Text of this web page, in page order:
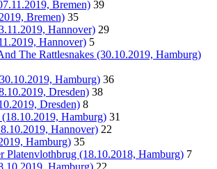
Bremen) 39
Bremen) 35
Hannover) 29
Hannover) 5
The Rattlesnakes (30.10.2019, Hamburg)
Hamburg) 36
Dresden) 38
Dresden) 8
(18.10.2019, Hamburg) 31
Hannover) 22
Hamburg) 35
Platenvlothbrug (18.10.2018, Hamburg) 7
Hamburg) 22